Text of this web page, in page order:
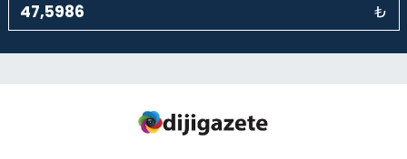
₺